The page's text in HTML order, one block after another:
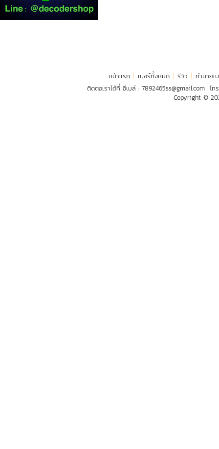
หน้าแรก เบอร์ทั้งหมด รีวิว
ทำนายเ
ติดต่อเราได้ที่ อีเมล์ : 7892465ss@gmail.com โท
Copyright ©